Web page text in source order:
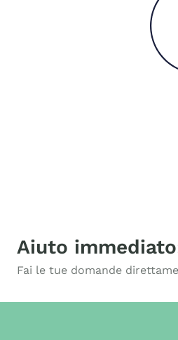
Aiuto
Fai le tue domande